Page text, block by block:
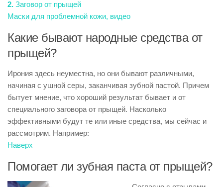
2. Заговор от прыщей
Маски для проблемной кожи, видео
Какие бывают народные средства от
прыщей?
Ирония здесь неуместна, но они бывают различными,
начиная с ушной серы, заканчивая зубной пастой. Причем
бытует мнение, что хороший результат бывает и от
специального заговора от прыщей. Насколько
эффективными будут те или иные средства, мы сейчас и
рассмотрим. Например:
Наверх
Помогает ли зубная паста от прыщей?